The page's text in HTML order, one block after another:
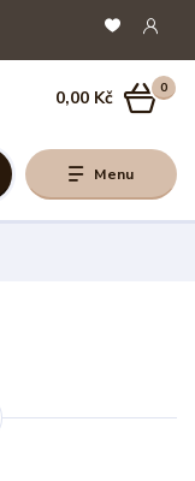
Menu
0
0,00 Kč